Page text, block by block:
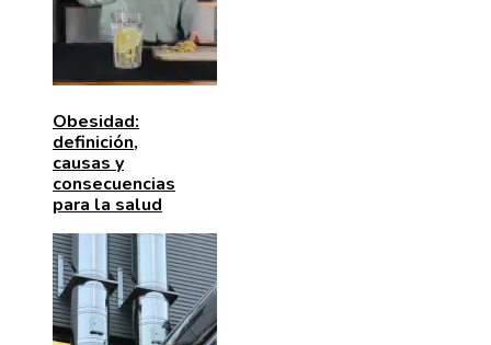
Obesidad:
definición,
causas y
consecuencias
para la salud